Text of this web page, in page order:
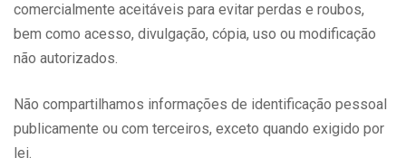
comercialmente aceitáveis ​​para evitar perdas e roubos,
bem como acesso, divulgação, cópia, uso ou modificação
não autorizados.
Não compartilhamos informações de identificação pessoal
publicamente ou com terceiros, exceto quando exigido por
lei.